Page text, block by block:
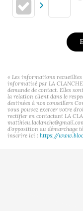
« Les informations
informatisé par LA
demande de contact. Elles
la relation client dans le
destinées à nos conseillers
vous pouvez exercer votre
rectifier en contactant LA
d'opposition au démarchage
inscrire ici : https://